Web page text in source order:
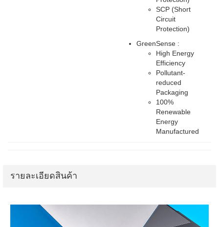
SCP (Short
Circuit
Protection)
GreenSense :
High Energy
Efficiency
Pollutant-
reduced
Packaging
100%
Renewable
Energy
Manufactured
รายละเอียดสินค้า